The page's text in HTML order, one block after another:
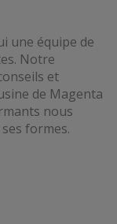
une équipe de
Notre
et
de Magenta
nous
formes.